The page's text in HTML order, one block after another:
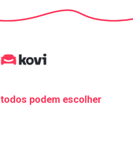
todos podem escolher